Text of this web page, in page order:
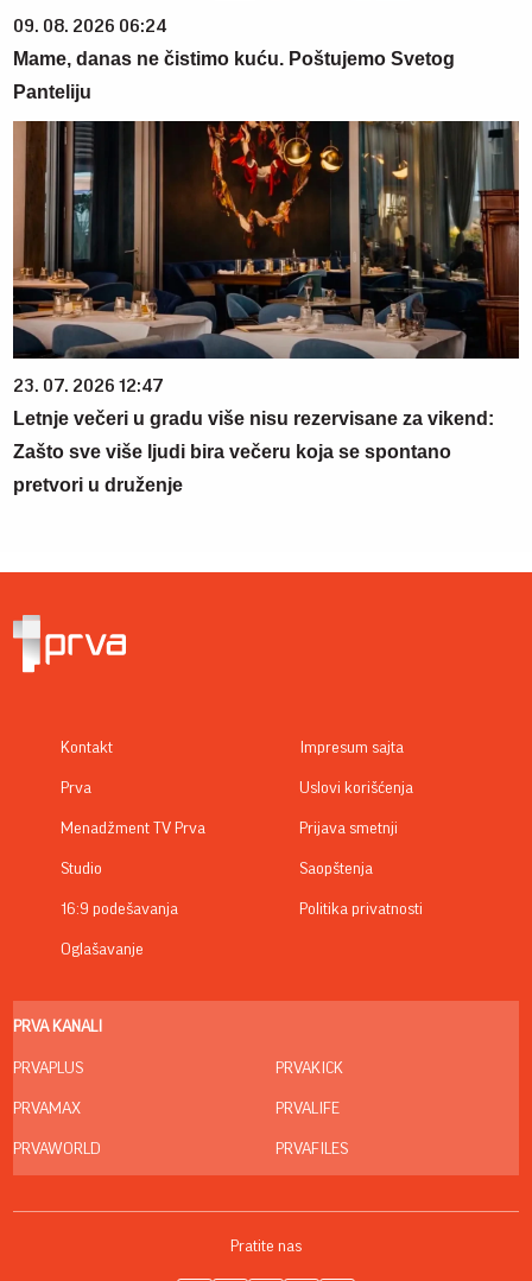
09. 08. 2026 06:24
Mame, danas ne čistimo kuću. Poštujemo Svetog
Panteliju
23. 07. 2026 12:47
Letnje večeri u gradu više nisu rezervisane za vikend:
Zašto sve više ljudi bira večeru koja se spontano
pretvori u druženje
Kontakt
Prva
Menadžment TV Prva
Studio
16:9 podešavanja
Oglašavanje
Impresum sajta
Uslovi korišćenja
Prijava smetnji
Saopštenja
Politika privatnosti
PRVA KANALI
PRVAPLUS
PRVAMAX
PRVAWORLD
PRVAKICK
PRVALIFE
PRVAFILES
Pratite nas